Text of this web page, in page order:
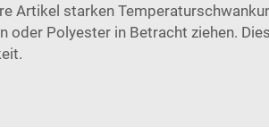
Artikel starken
Polyester in Betracht ziehen.